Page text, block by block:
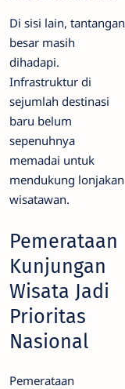
Di sisi lain, tantangan
besar masih
dihadapi.
Infrastruktur di
sejumlah destinasi
baru belum
sepenuhnya
memadai untuk
mendukung lonjakan
wisatawan.
Pemerataan
Kunjungan
Wisata Jadi
Prioritas
Nasional
Pemerataan